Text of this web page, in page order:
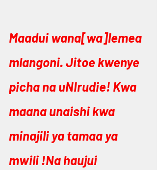
Maadui wana[wa]lemea
mlangoni. Jitoe kwenye
picha na uNIrudie! Kwa
maana unaishi kwa
minajili ya tamaa ya
mwili !Na haujui